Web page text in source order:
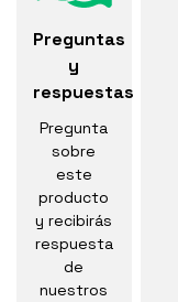
Preguntas
y
respuestas
Pregunta
sobre
este
producto
y recibirás
respuesta
de
nuestros